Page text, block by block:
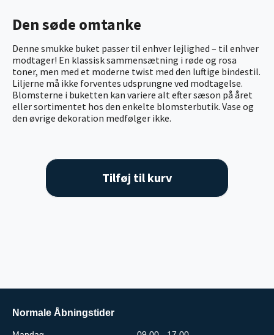
Den søde omtanke
Denne smukke buket passer til enhver lejlighed – til enhver
modtager! En klassisk sammensætning i røde og rosa
toner, men med et moderne twist med den luftige bindestil.
Liljerne må ikke forventes udsprungne ved modtagelse.
Blomsterne i buketten kan variere alt efter sæson på året
eller sortimentet hos den enkelte blomsterbutik. Vase og
den øvrige dekoration medfølger ikke.
Tilføj til kurv
Normale Åbningstider